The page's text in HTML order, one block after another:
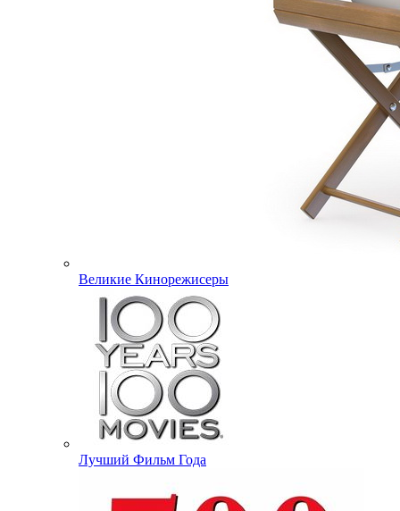
Великие Кинорежисеры
Лучший Фильм Года